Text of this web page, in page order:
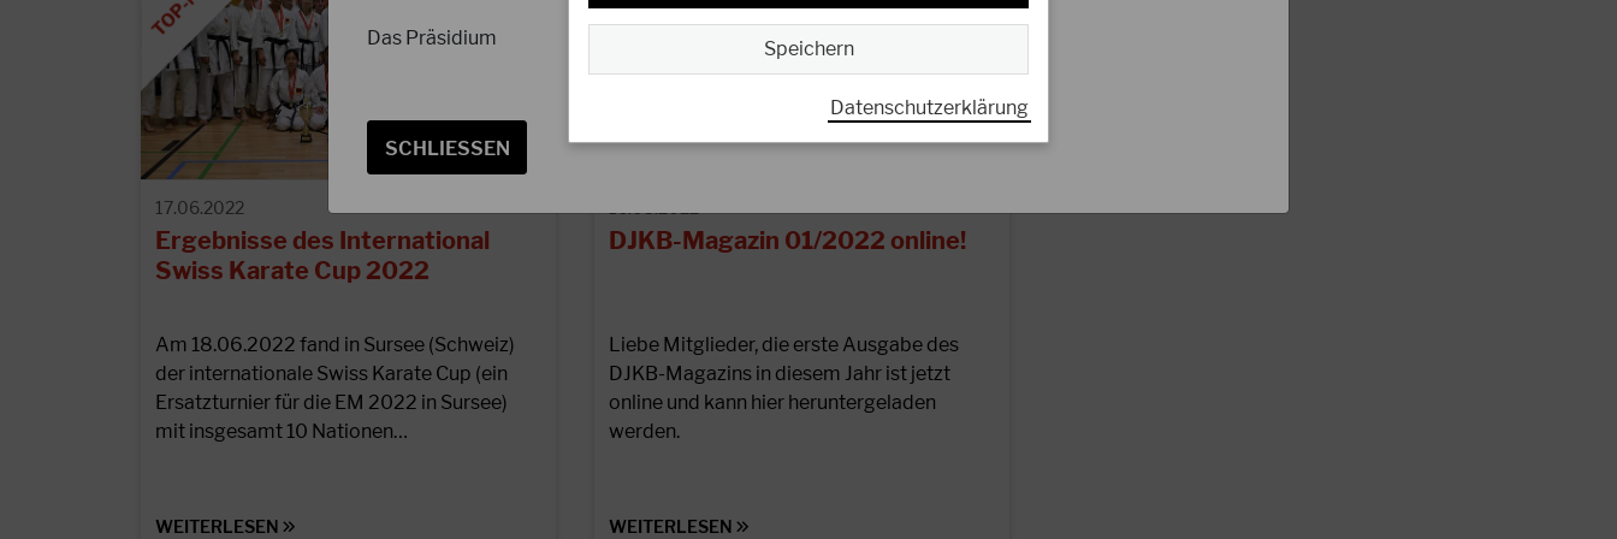
Speichern
Datenschutzerklärung
17.06.2022
Ergebnisse des International
Swiss Karate Cup 2022
Am 18.06.2022 fand in Sursee (Schweiz)
der internationale Swiss Karate Cup (ein
Ersatzturnier für die EM 2022 in Sursee)
mit insgesamt 10 Nationen…
WEITERLESEN
DJKB-Magazin 01/2022 online!
Liebe Mitglieder, die erste Ausgabe des
DJKB-Magazins in diesem Jahr ist jetzt
online und kann hier heruntergeladen
werden.
WEITERLESEN
Das Präsidium
SCHLIESSEN